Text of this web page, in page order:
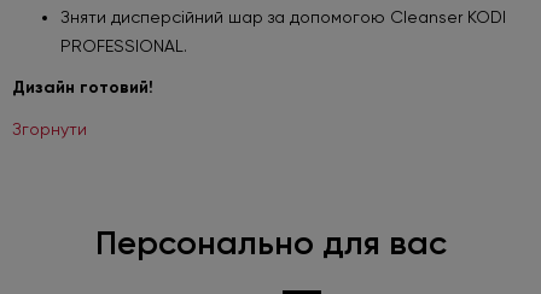
Зняти дисперсійний шар за допомогою Cleanser KODI
PROFESSIONAL.
Дизайн готовий!
Згорнути
Персонально для вас